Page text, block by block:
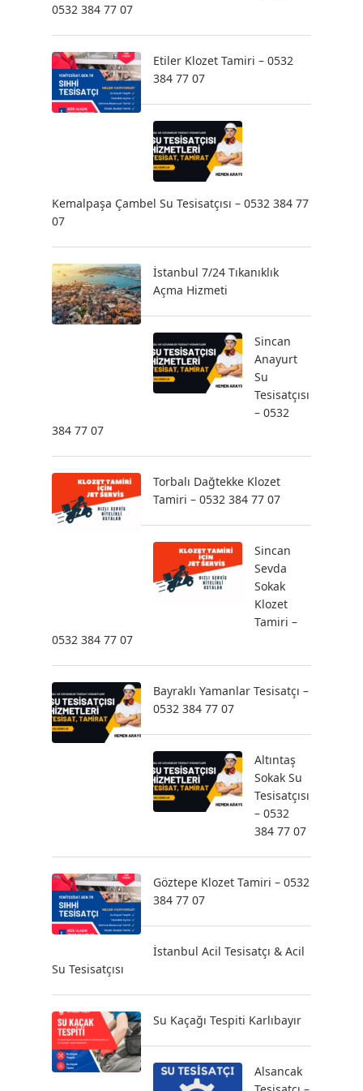
0532 384 77 07
Etiler Klozet Tamiri – 0532
384 77 07
Kemalpaşa Çambel Su Tesisatçısı – 0532 384 77
07
İstanbul 7/24 Tıkanıklık
Açma Hizmeti
Sincan
Anayurt
Su
Tesisatçısı
– 0532
384 77 07
Torbalı Dağtekke Klozet
Tamiri – 0532 384 77 07
Sincan
Sevda
Sokak
Klozet
Tamiri –
0532 384 77 07
Bayraklı Yamanlar Tesisatçı –
0532 384 77 07
Altıntaş
Sokak Su
Tesisatçısı
– 0532
384 77 07
Göztepe Klozet Tamiri – 0532
384 77 07
İstanbul Acil Tesisatçı & Acil
Su Tesisatçısı
Su Kaçağı Tespiti Karlıbayır
Alsancak